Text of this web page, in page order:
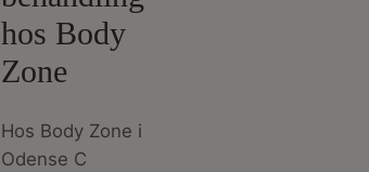
hos Body
Zone
Hos Body Zone i
Odense C